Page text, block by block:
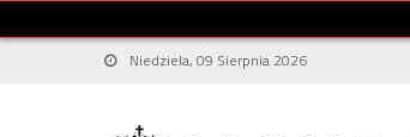
Niedziela, 09 Sierpnia 2026